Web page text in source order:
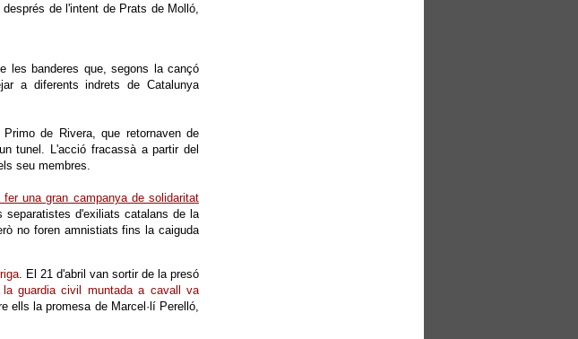
de l'intent de Prats de Molló,
les banderes que, segons la cançó
a diferents indrets de Catalunya
de Rivera, que retornaven de
tunel. L'acció fracassà a partir del
seu membres.
una gran campanya de solidaritat
separatistes d'exiliats catalans de la
no foren amnistiats fins la caiguda
. El 21 d'abril van sortir de la presó
guardia civil muntada a cavall va
ells la promesa de Marcel·lí Perelló,